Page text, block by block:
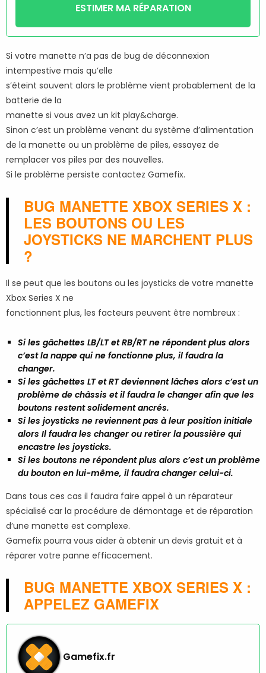
ESTIMER MA RÉPARATION
Si votre manette n’a pas de bug de déconnexion
intempestive mais qu’elle
s’éteint souvent alors le problème vient probablement de la
batterie de la
manette si vous avez un kit play&charge.
Sinon c’est un problème venant du système d’alimentation
de la manette ou un problème de piles, essayez de
remplacer vos piles par des nouvelles.
Si le problème persiste contactez Gamefix.
BUG MANETTE XBOX SERIES X :
LES BOUTONS OU LES
JOYSTICKS NE MARCHENT PLUS
?
Il se peut que les boutons ou les joysticks de votre manette
Xbox Series X ne
fonctionnent plus, les facteurs peuvent être nombreux :
Si les gâchettes LB/LT et RB/RT ne répondent plus alors
c’est la nappe qui ne fonctionne plus, il faudra la
changer.
Si les gâchettes LT et RT deviennent lâches alors c’est un
problème de châssis et il faudra le changer afin que les
boutons restent solidement ancrés.
Si les joysticks ne reviennent pas à leur position initiale
alors Il faudra les changer ou retirer la poussière qui
encastre les joysticks.
Si les boutons ne répondent plus alors c’est un problème
du bouton en lui-même, il faudra changer celui-ci.
Dans tous ces cas il faudra faire appel à un réparateur
spécialisé car la procédure de démontage et de réparation
d’une manette est complexe.
Gamefix pourra vous aider à obtenir un devis gratuit et à
réparer votre panne efficacement.
BUG MANETTE XBOX SERIES X :
APPELEZ GAMEFIX
Gamefix.fr